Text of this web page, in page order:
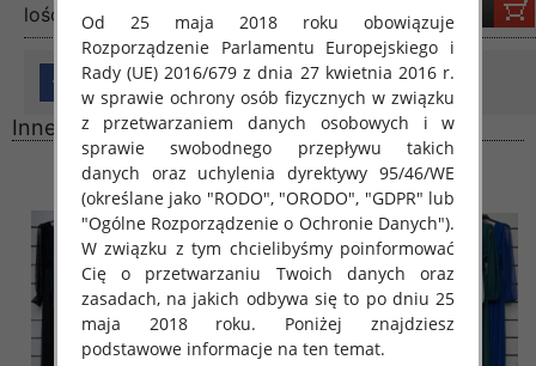
lość:
Inne produkty
Od 25 maja 2018 roku obowiązuje
Rozporządzenie Parlamentu Europejskiego i
Rady (UE) 2016/679 z dnia 27 kwietnia 2016 r.
w sprawie ochrony osób fizycznych w związku
z przetwarzaniem danych osobowych i w
sprawie swobodnego przepływu takich
danych oraz uchylenia dyrektywy 95/46/WE
(określane jako "RODO", "ORODO", "GDPR" lub
"Ogólne Rozporządzenie o Ochronie Danych").
W związku z tym chcielibyśmy poinformować
Cię o przetwarzaniu Twoich danych oraz
zasadach, na jakich odbywa się to po dniu 25
maja 2018 roku. Poniżej znajdziesz
podstawowe informacje na ten temat.